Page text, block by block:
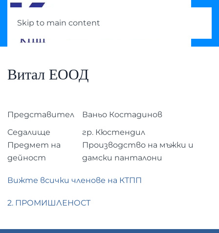
Skip to main content
Витал ЕООД
Представител
Ваньо Костадинов
Седалище
гр. Кюстендил
Предмет на
дейност
Производство на мъжки и
дамски панталони
Вижте всички членове на КТПП
2. ПРОМИШЛЕНОСТ